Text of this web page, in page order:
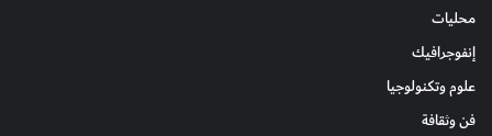
محليات
إنفوجرافيك
علوم وتكنولوجيا
فن وثقافة